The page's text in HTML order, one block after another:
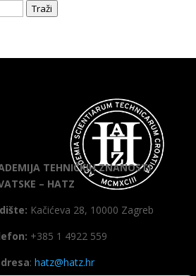
Traži
TEHNIČKIH ZNANOSTI
– HATZ
Kačićeva 28, 10000 Zagreb
+385 1 4922 559
: hatz@hatz.hr